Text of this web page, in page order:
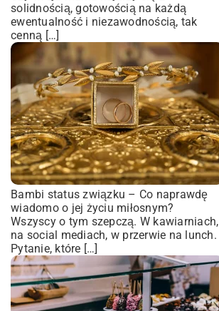
solidnością, gotowością na każdą
ewentualność i niezawodnością, tak
cenną […]
Bambi status związku – Co naprawdę
wiadomo o jej życiu miłosnym?
Wszyscy o tym szepczą. W kawiarniach,
na social mediach, w przerwie na lunch.
Pytanie, które […]